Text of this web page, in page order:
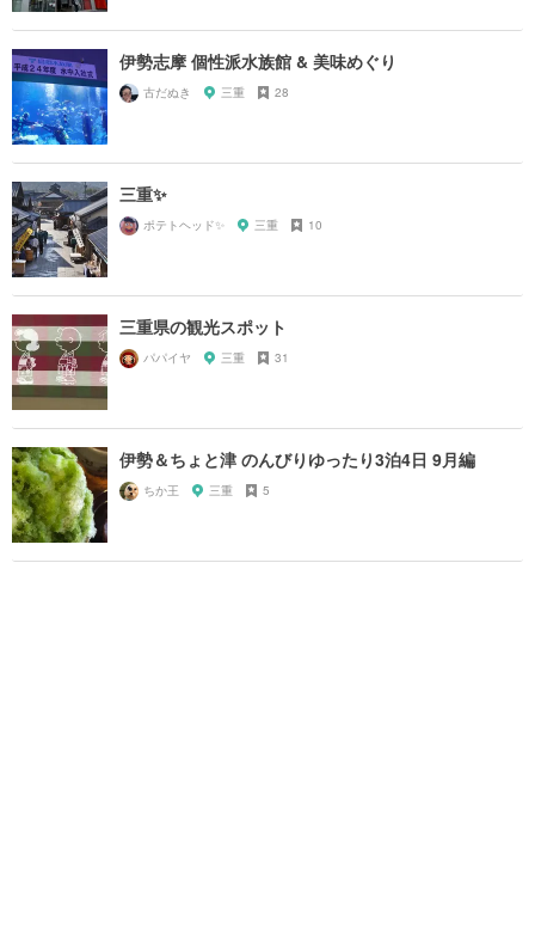
伊勢志摩 個性派水族館 & 美味めぐり
古だぬき 三重 28
三重✨
ポテトヘッド✨ 三重 10
三重県の観光スポット
パパイヤ 三重 31
伊勢＆ちょと津 のんびりゆったり3泊4日 9月編
ちか王 三重 5